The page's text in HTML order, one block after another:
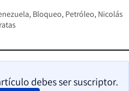
Bloqueo Petróleo Nicolás
debes ser suscriptor.